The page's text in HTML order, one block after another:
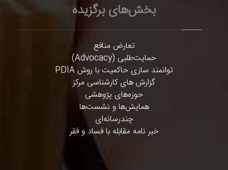
بخش‌های برگزیده
تعارض منافع
حمایت‌طلبی (Advocacy)
توانمند سازی حاکمیت با روش PDIA
گزارش های کارشناسی مرکز
حوزه‌های پژوهشی
همایش‌ها و نشست‌ها
چندرسانه‌ای
خبر نامه مقابله با فساد و فقر